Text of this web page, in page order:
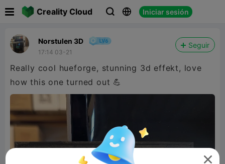
Creality Cloud   Iniciar sesión
Norstulen 3D
17:14 03-21
Seguir
Really cool hueforge, stunning 3d effekt, love
how this one turned out 💪
